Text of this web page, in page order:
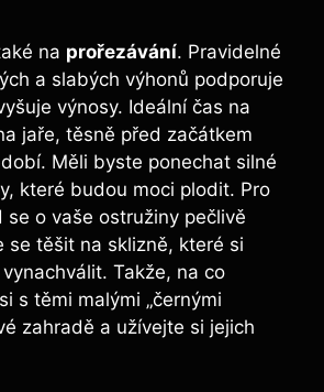
na prořezávání. Pravidelné
a slabých výhonů podporuje
výnosy. Ideální čas na
jaře, těsně před začátkem
Měli byste ponechat silné
které budou moci plodit. Pro
se o vaše ostružiny pečlivě
se těšit na sklizně, které si
Takže, na co
s těmi malými „černými
zahradě a užívejte si jejich